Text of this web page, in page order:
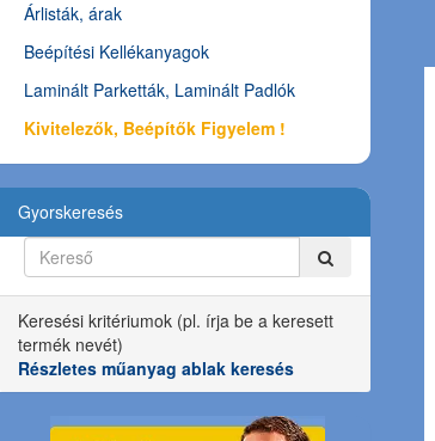
Árlisták, árak
Beépítési Kellékanyagok
Laminált Parketták, Laminált Padlók
Kivitelezők, Beépítők Figyelem !
Gyorskeresés
Keresési kritériumok (pl. írja be a keresett
termék nevét)
Részletes műanyag ablak keresés